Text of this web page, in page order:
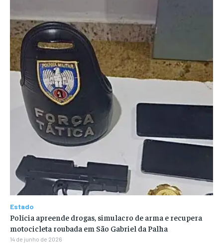
Estado
Polícia apreende drogas, simulacro de arma e recupera
motocicleta roubada em São Gabriel da Palha
14 de junho de 2026